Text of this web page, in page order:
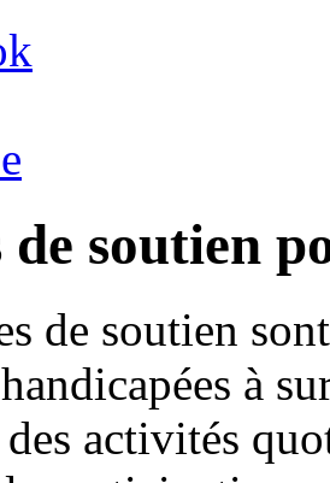
de soutien
de soutien
à
activités